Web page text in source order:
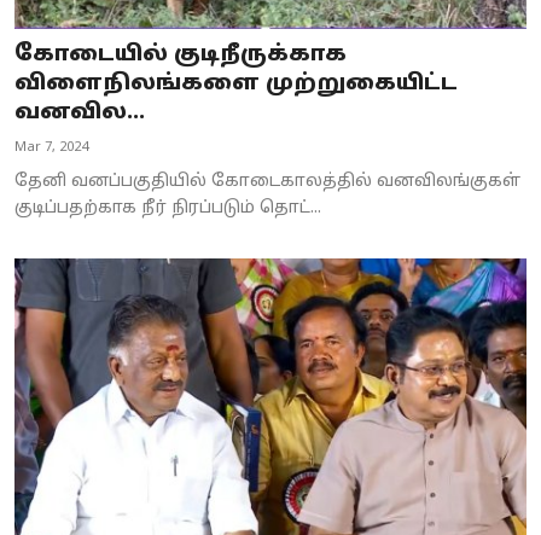
கோடையில் குடிநீருக்காக
விளைநிலங்களை முற்றுகையிட்ட
வனவில...
Mar 7, 2024
தேனி வனப்பகுதியில் கோடைகாலத்தில் வனவிலங்குகள்
குடிப்பதற்காக நீர் நிரப்படும் தொட்...